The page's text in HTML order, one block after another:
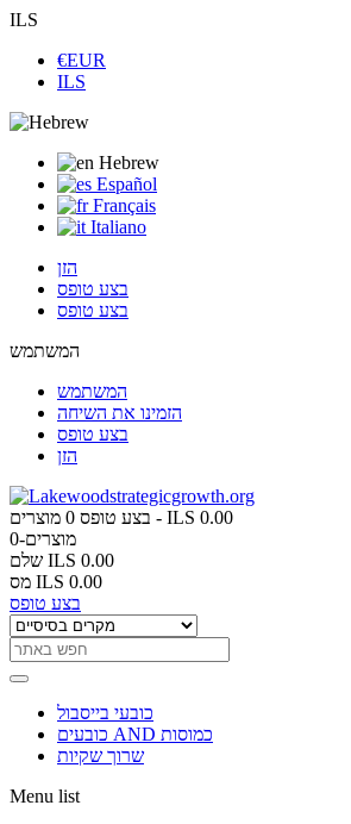
ILS
€EUR
ILS
Hebrew
Español
Français
Italiano
הזן
בצע טופס
בצע טופס
המשתמש
המשתמש
הזמינו את השיחה
בצע טופס
הזן
בצע טופס 0 מוצרים - ILS 0.00
0-מוצרים
שלם ILS 0.00
מס ILS 0.00
בצע טופס
כובעי בייסבול
כובעים AND כמוסות
שרוך שקיות
Menu list